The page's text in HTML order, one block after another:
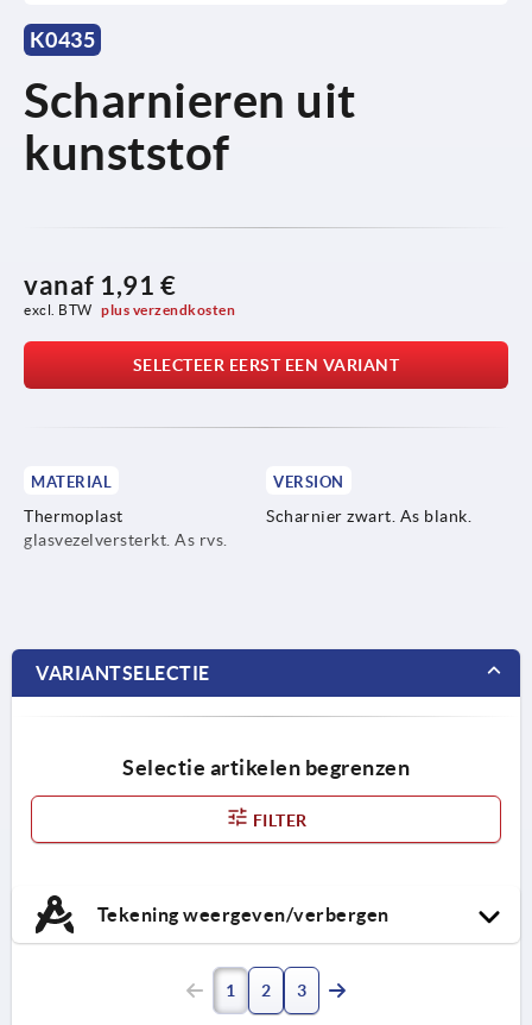
K0435
Scharnieren uit
kunststof
vanaf 1,91 €
excl. BTW plus verzendkosten
SELECTEER EERST EEN VARIANT
MATERIAL
Thermoplast
glasvezelversterkt. As rvs.
VERSION
Scharnier zwart. As blank.
VARIANTSELECTIE
Selectie artikelen begrenzen
FILTER
Tekening weergeven/verbergen
1 2 3